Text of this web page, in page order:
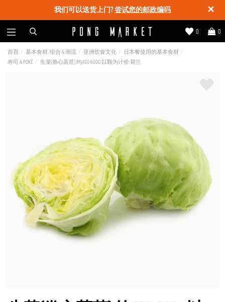
✕
我们可以送货上门?尝试您的邮政编码
0
0
首頁 基本食材, 组合 & 潮流 亚洲饮食文化
日本餐使用的基本食材
寿司 & POKÉ
生菜(卷心莴苣) 约400-600G 以颗为计价 荷兰